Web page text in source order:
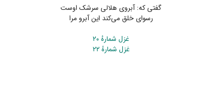
گفتی که: آبروی هلالی سرشک اوست
رسوای خلق می‌کند این آبرو مرا
غزل شمارهٔ ۲۰
غزل شمارهٔ ۲۲